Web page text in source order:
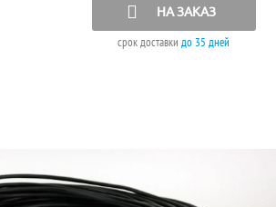
НА ЗАКАЗ
срок доставкидо 35 дней